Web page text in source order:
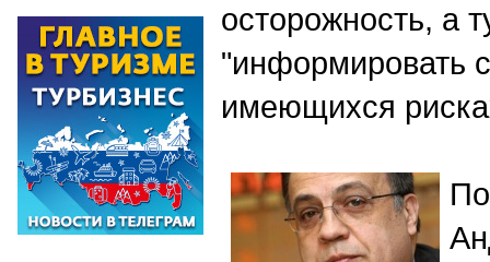
осторожность, а
"информировать
имеющихся